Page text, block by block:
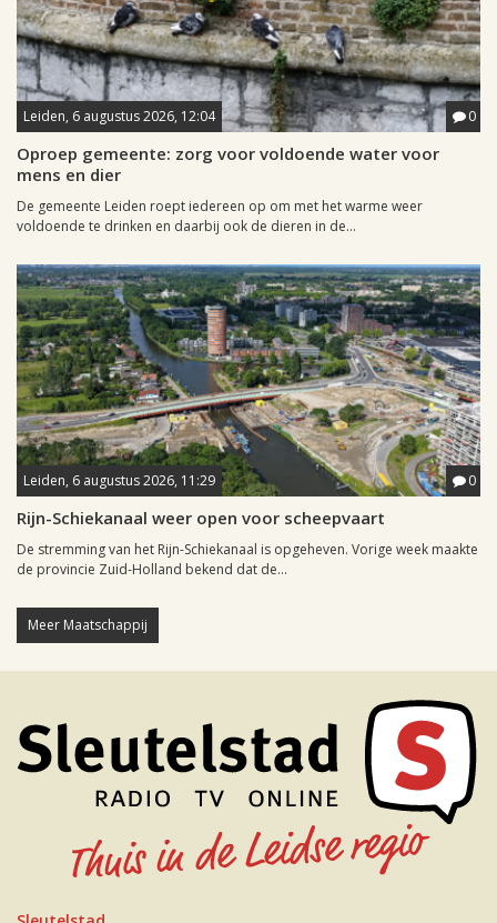
Leiden, 6 augustus 2026, 12:04 0
Oproep gemeente: zorg voor voldoende water voor
mens en dier
De gemeente Leiden roept iedereen op om met het warme weer
voldoende te drinken en daarbij ook de dieren in de...
Leiden, 6 augustus 2026, 11:29 0
Rijn-Schiekanaal weer open voor scheepvaart
De stremming van het Rijn-Schiekanaal is opgeheven. Vorige week maakte
de provincie Zuid-Holland bekend dat de...
Meer Maatschappij